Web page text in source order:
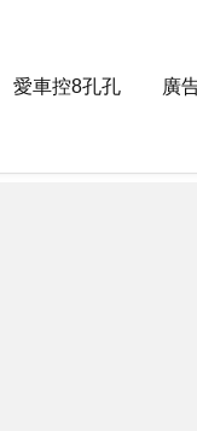
愛車控8孔孔 廣